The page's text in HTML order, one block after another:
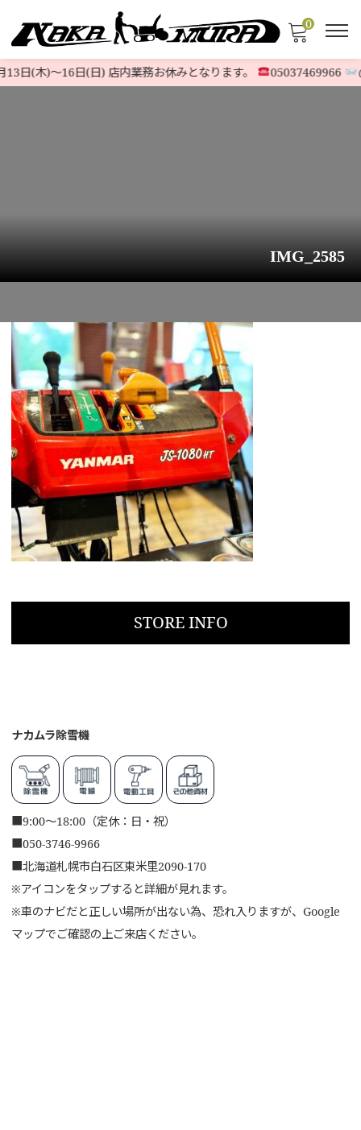
0
日(木)〜16日(日) 店内業務お休みとなります。 05037469966
IMG_2585
STORE INFO
ナカムラ除雪機
■9:00～18:00（定休：日・祝）
■050-3746-9966
■北海道札幌市白石区東米里2090-170
※アイコンをタップすると詳細が見れます。
※車のナビだと正しい場所が出ない為、恐れ入りますが、Google
マップでご確認の上ご来店ください。